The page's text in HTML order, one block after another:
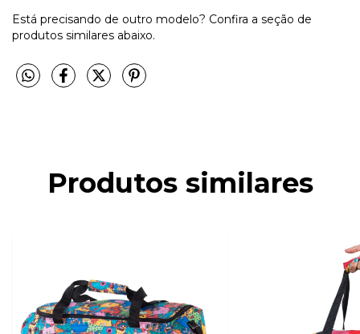
Está precisando de outro modelo? Confira a seção de
produtos similares abaixo.
Produtos similares